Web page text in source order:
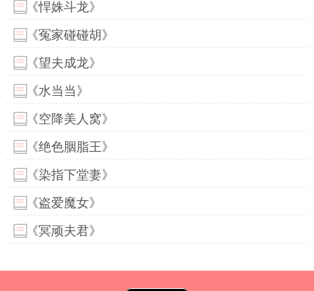
《悍姝斗龙》
《冤家碰碰胡》
《望夫成龙》
《水当当》
《空降美人窝》
《绝色胭脂王》
《染指下堂妻》
《盗爱魔女》
《冥顽夫君》